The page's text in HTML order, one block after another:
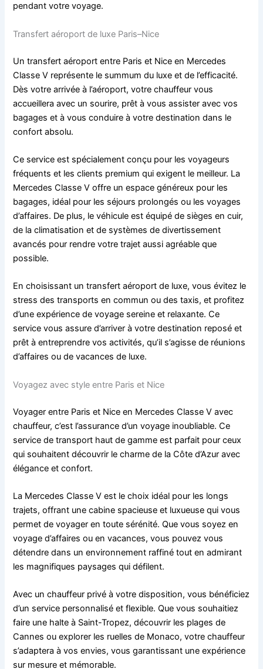
pendant votre voyage.
Transfert aéroport de luxe Paris–Nice
Un transfert aéroport entre Paris et Nice en Mercedes
Classe V représente le summum du luxe et de l’efficacité.
Dès votre arrivée à l’aéroport, votre chauffeur vous
accueillera avec un sourire, prêt à vous assister avec vos
bagages et à vous conduire à votre destination dans le
confort absolu.
Ce service est spécialement conçu pour les voyageurs
fréquents et les clients premium qui exigent le meilleur. La
Mercedes Classe V offre un espace généreux pour les
bagages, idéal pour les séjours prolongés ou les voyages
d’affaires. De plus, le véhicule est équipé de sièges en cuir,
de la climatisation et de systèmes de divertissement
avancés pour rendre votre trajet aussi agréable que
possible.
En choisissant un transfert aéroport de luxe, vous évitez le
stress des transports en commun ou des taxis, et profitez
d’une expérience de voyage sereine et relaxante. Ce
service vous assure d’arriver à votre destination reposé et
prêt à entreprendre vos activités, qu’il s’agisse de réunions
d’affaires ou de vacances de luxe.
Voyagez avec style entre Paris et Nice
Voyager entre Paris et Nice en Mercedes Classe V avec
chauffeur, c’est l’assurance d’un voyage inoubliable. Ce
service de transport haut de gamme est parfait pour ceux
qui souhaitent découvrir le charme de la Côte d’Azur avec
élégance et confort.
La Mercedes Classe V est le choix idéal pour les longs
trajets, offrant une cabine spacieuse et luxueuse qui vous
permet de voyager en toute sérénité. Que vous soyez en
voyage d’affaires ou en vacances, vous pouvez vous
détendre dans un environnement raffiné tout en admirant
les magnifiques paysages qui défilent.
Avec un chauffeur privé à votre disposition, vous bénéficiez
d’un service personnalisé et flexible. Que vous souhaitiez
faire une halte à Saint-Tropez, découvrir les plages de
Cannes ou explorer les ruelles de Monaco, votre chauffeur
s’adaptera à vos envies, vous garantissant une expérience
sur mesure et mémorable.